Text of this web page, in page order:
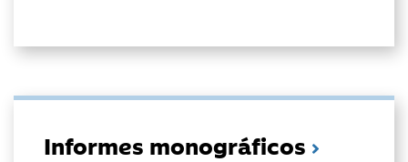
Informes monográficos